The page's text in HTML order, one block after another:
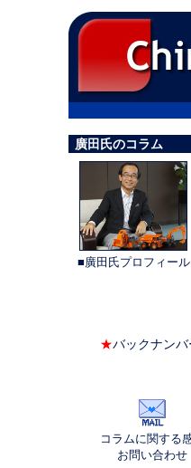
廣田氏のコラム
■廣田氏プロフィール
★バックナン
コラムに関する
お問い合わせ